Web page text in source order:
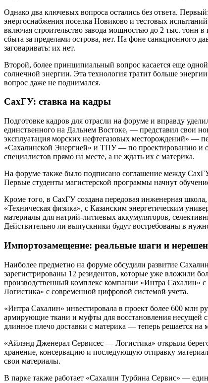
Однако два ключевых вопроса остались без ответа.
энергоснабжения поселка Новиково и тестовых
включая строительство завода мощностью до 2 тыс.
сбыта за пределами острова, нет. На фоне санкционного
заговаривать: их нет.
Второй, более принципиальный вопрос касается еще
солнечной энергии. Эта технология тратит больше
вопрос даже не поднимался.
СахГУ: ставка на кадры
Подготовке кадров для отрасли на форуме и вправду
единственного на Дальнем Востоке, — представил свои
эксплуатация морских нефтегазовых месторождений» —
«Сахалинской Энергией» и ТПУ — по проектированию и
специалистов прямо на месте, а не ждать их с материка.
На форуме также было подписано соглашение между
Первые студенты магистерской программы начнут
Кроме того, в СахГУ создана передовая инженерная
«Техническая физика», с Казанским энергетическим
материалы для натрий-литиевых аккумуляторов,
Действительно ли выпускники будут востребованы в
Импортозамещение: реальные шаги и
Наиболее предметно на форуме обсудили развитие
зарегистрированы 12 резидентов, которые уже вложили
производственный комплекс компании «Интра Сахалин»
Логистика» с современной цифровой системой учета.
«Интра Сахалин» инвестировала в проект более 600 млн
армирующие ткани и муфты для восстановления несущей
длинное плечо доставки с материка — теперь решается
«Айлэнд Дженерал Сервисес — Логистика» открыла
хранение, консервацию и последующую отправку
свои материалы.
В парке также работает «Сахалин Турбина Сервис» —